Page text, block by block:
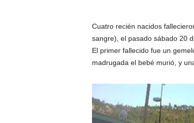
Cuatro recién nacidos
sangre), el pasado sábado 20
El primer fallecido fue un
madrugada el bebé murió, y